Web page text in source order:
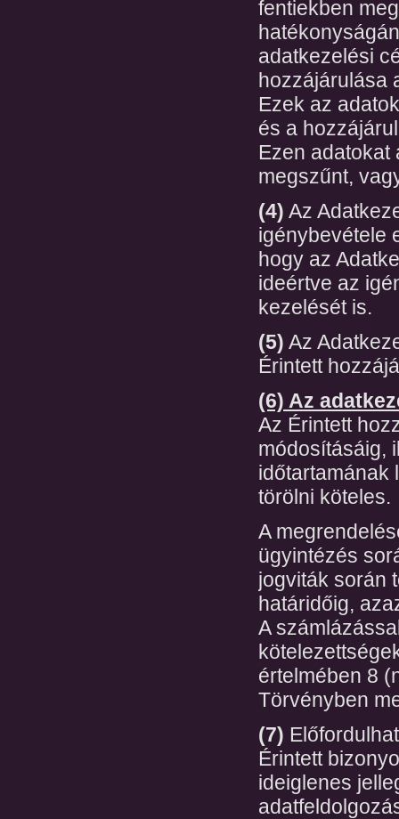
fentiekben
adatkezelési
hozzájárulása
Ezek az
és a
Ezen adatokat
megszűnt,
(4) Az
igénybevétele
hogy az
ideértve az
kezelését is.
(5) Az
Érintett
(6) Az
Az Érintett
módosításáig,
időtartamának
törölni köteles.
A
ügyintézés
jogviták során
határidőig,
A
értelmében 8
Törvényben
(7)
Érintett
ideiglenes